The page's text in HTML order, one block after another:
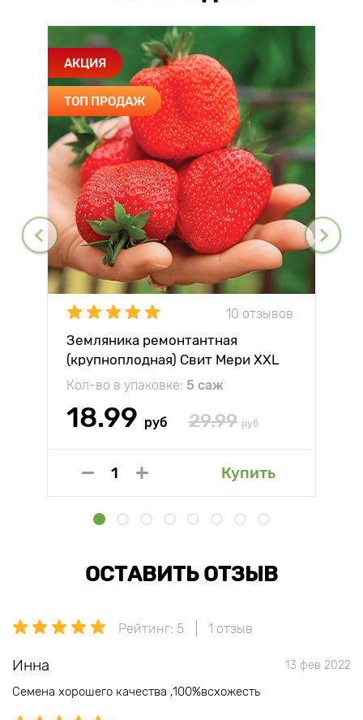
АКЦИЯ
ТОП ПРОДАЖ
10 отзывов
Земляника ремонтантная
(крупноплодная) Свит Мери XXL
Кол-во в упаковке: 5 саж
18.99 руб 29.99 руб
Купить
ОСТАВИТЬ ОТЗЫВ
Рейтинг: 5 1 отзыв
Инна 13 фев 2022
Семена хорошего качества ,100%всхожесть